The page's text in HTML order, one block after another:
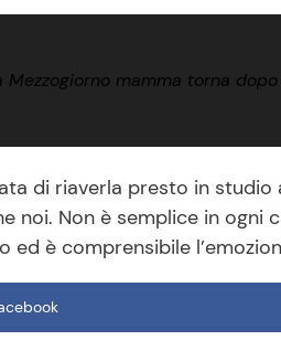
Mezzogiorno mamma torna
di riaverla presto in
noi. Non è semplice in
ed è comprensibile